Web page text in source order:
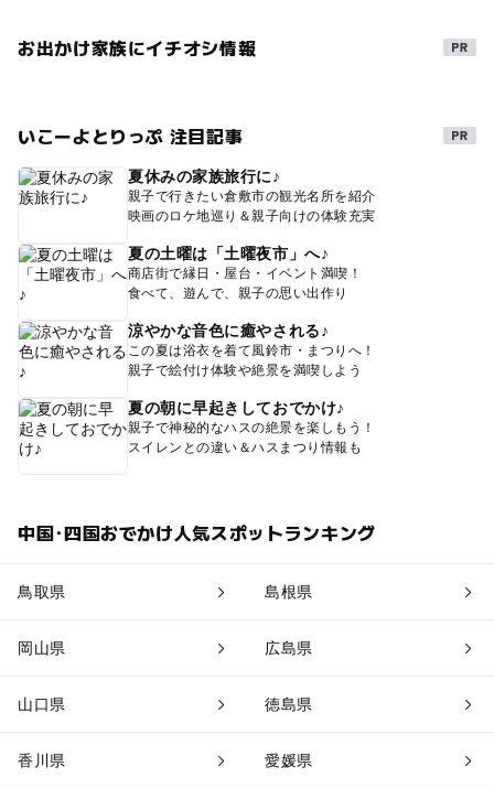
お出かけ家族にイチオシ情報
いこーよとりっぷ 注目記事
夏休みの家族旅行に♪
親子で行きたい倉敷市の観光名所を紹介
映画のロケ地巡り＆親子向けの体験充実
夏の土曜は「土曜夜市」へ♪
商店街で縁日・屋台・イベント満喫！
食べて、遊んで、親子の思い出作り
涼やかな音色に癒やされる♪
この夏は浴衣を着て風鈴市・まつりへ！
親子で絵付け体験や絶景を満喫しよう
夏の朝に早起きしておでかけ♪
親子で神秘的なハスの絶景を楽しもう！
スイレンとの違い＆ハスまつり情報も
中国･四国おでかけ人気スポットランキング
鳥取県 島根県
岡山県 広島県
山口県 徳島県
香川県 愛媛県